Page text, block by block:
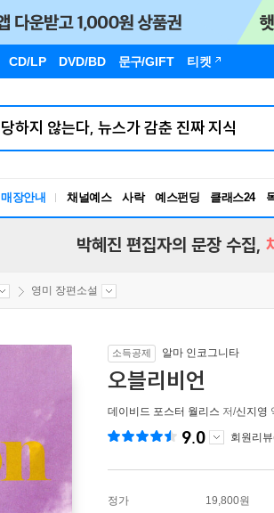
CD/LP DVD/BD 문구/GIFT 티켓
매장안내 채널예스 사락 예스펀딩 클래스24
박혜진 편집자의 문장 수집,
영미 장편소설
소득공제 알마 인코그니타
오블리비언
데이비드 포스터 월리스 저/신지영
9.0 회원리
정가 19,800원